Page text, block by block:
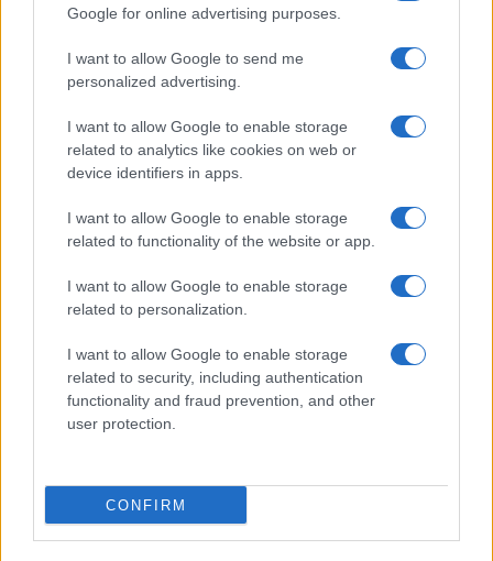
Google for online advertising purposes.
I want to allow Google to send me
personalized advertising.
I want to allow Google to enable storage
related to analytics like cookies on web or
device identifiers in apps.
I want to allow Google to enable storage
related to functionality of the website or app.
I want to allow Google to enable storage
related to personalization.
I want to allow Google to enable storage
related to security, including authentication
functionality and fraud prevention, and other
user protection.
CONFIRM
Copenhagen: un mix di comfort e stile
Matteo Pellegrino · 7 Ago 2026
LIFESTYLE
Look da ufficio estate 2026: consigli per un
Cristian Castiglioni · 7 Ago 2026